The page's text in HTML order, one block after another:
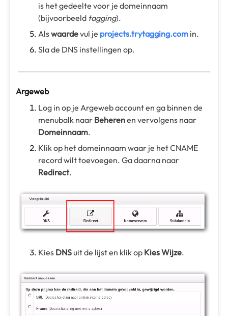
is het gedeelte voor je domeinnaam
(bijvoorbeeld tagging).
Alswaardevul je projects.trytagging.com in.
Sla de DNS instellingen op.
Argeweb
Log in op je Argeweb account en ga binnen de
menubalk naar Beherenen vervolgens naar
Domeinnaam.
Klik op het domeinnaam waar je het CNAME
record wilt toevoegen. Ga daarna naar
Redirect.
Kies DNSuit de lijst en klik op Kies Wijze.